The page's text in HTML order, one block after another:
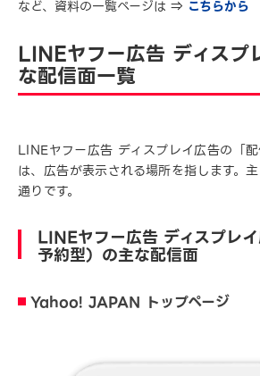
など、資料の一覧ページは ⇒ こちらから
LINEヤフー広告 ディスプ
な配信面一覧
LINEヤフー広告 ディスプレイ広告の「
は、広告が表示される場所を指します。
通りです。
LINEヤフー広告 ディスプレ
予約型）の主な配信面
Yahoo! JAPAN トップページ